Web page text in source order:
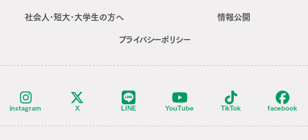
社会人･短大･大学生の方へ 情報公開
プライバシーポリシー
instagram X LINE YouTube TikTok facebook